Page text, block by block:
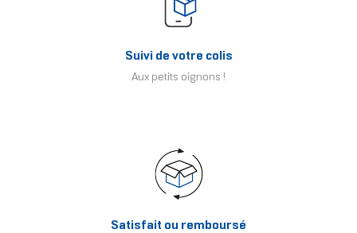
Suivi de votre colis
Aux petits oignons !
Satisfait ou remboursé